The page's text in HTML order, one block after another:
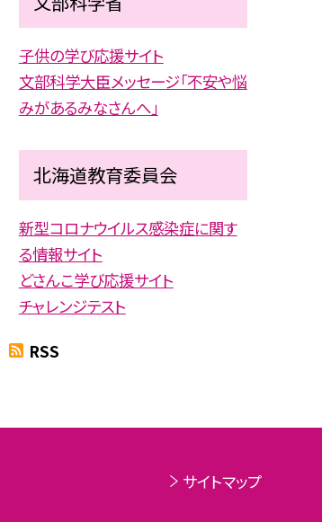
子供の学び応援サイト
文部科学大臣メッセージ「不安や悩
みがあるみなさんへ」
北海道教育委員会
新型コロナウイルス感染症に関す
る情報サイト
どさんこ学び応援サイト
チャレンジテスト
RSS
サイトマップ